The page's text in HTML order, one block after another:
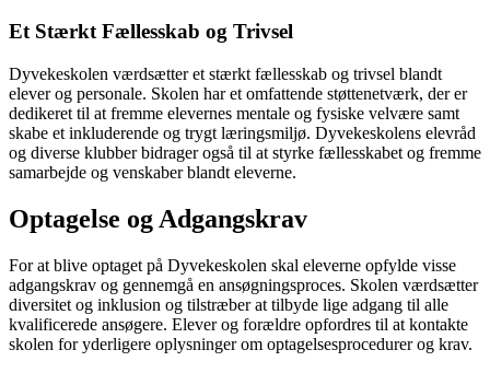
Et Stærkt Fællesskab og Trivsel
Dyvekeskolen værdsætter et stærkt fællesskab og trivsel blandt
elever og personale. Skolen har et omfattende støttenetværk, der er
dedikeret til at fremme elevernes mentale og fysiske velvære samt
skabe et inkluderende og trygt læringsmiljø. Dyvekeskolens elevråd
og diverse klubber bidrager også til at styrke fællesskabet og fremme
samarbejde og venskaber blandt eleverne.
Optagelse og Adgangskrav
For at blive optaget på Dyvekeskolen skal eleverne opfylde visse
adgangskrav og gennemgå en ansøgningsproces. Skolen værdsætter
diversitet og inklusion og tilstræber at tilbyde lige adgang til alle
kvalificerede ansøgere. Elever og forældre opfordres til at kontakte
skolen for yderligere oplysninger om optagelsesprocedurer og krav.